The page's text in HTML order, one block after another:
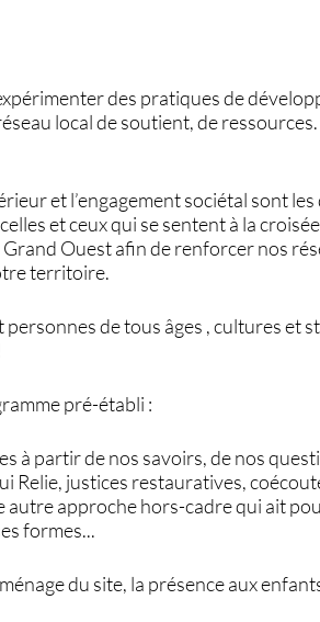
des pratiques de
local de soutient, de ressources.
et l’engagement sociétal sont les
et ceux qui se sentent à la
Ouest afin de renforcer nos
territoire.
de tous âges , cultures et
pré-établi :
à partir de nos savoirs, de nos
Relie, justices restauratives,
autre approche hors-cadre qui ait
formes...
du site, la présence aux